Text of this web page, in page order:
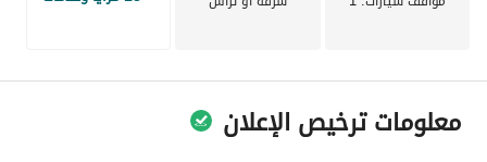
معلومات ترخيص الإعلان